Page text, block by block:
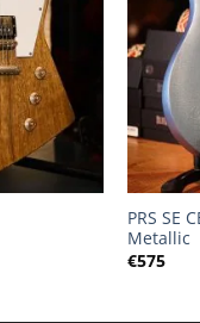
PRS SE
Metallic
€575